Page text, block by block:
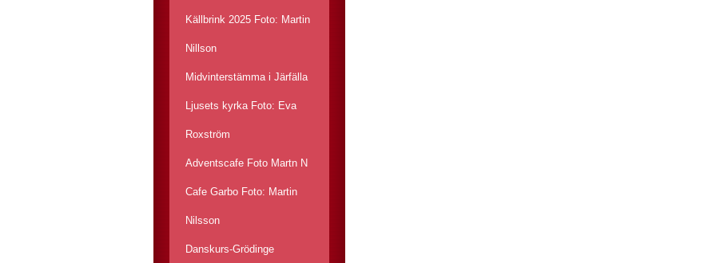
Källbrink 2025 Foto: Martin
Nillson
Midvinterstämma i Järfälla
Ljusets kyrka Foto: Eva
Roxström
Adventscafe Foto Martn N
Cafe Garbo Foto: Martin
Nilsson
Danskurs-Grödinge